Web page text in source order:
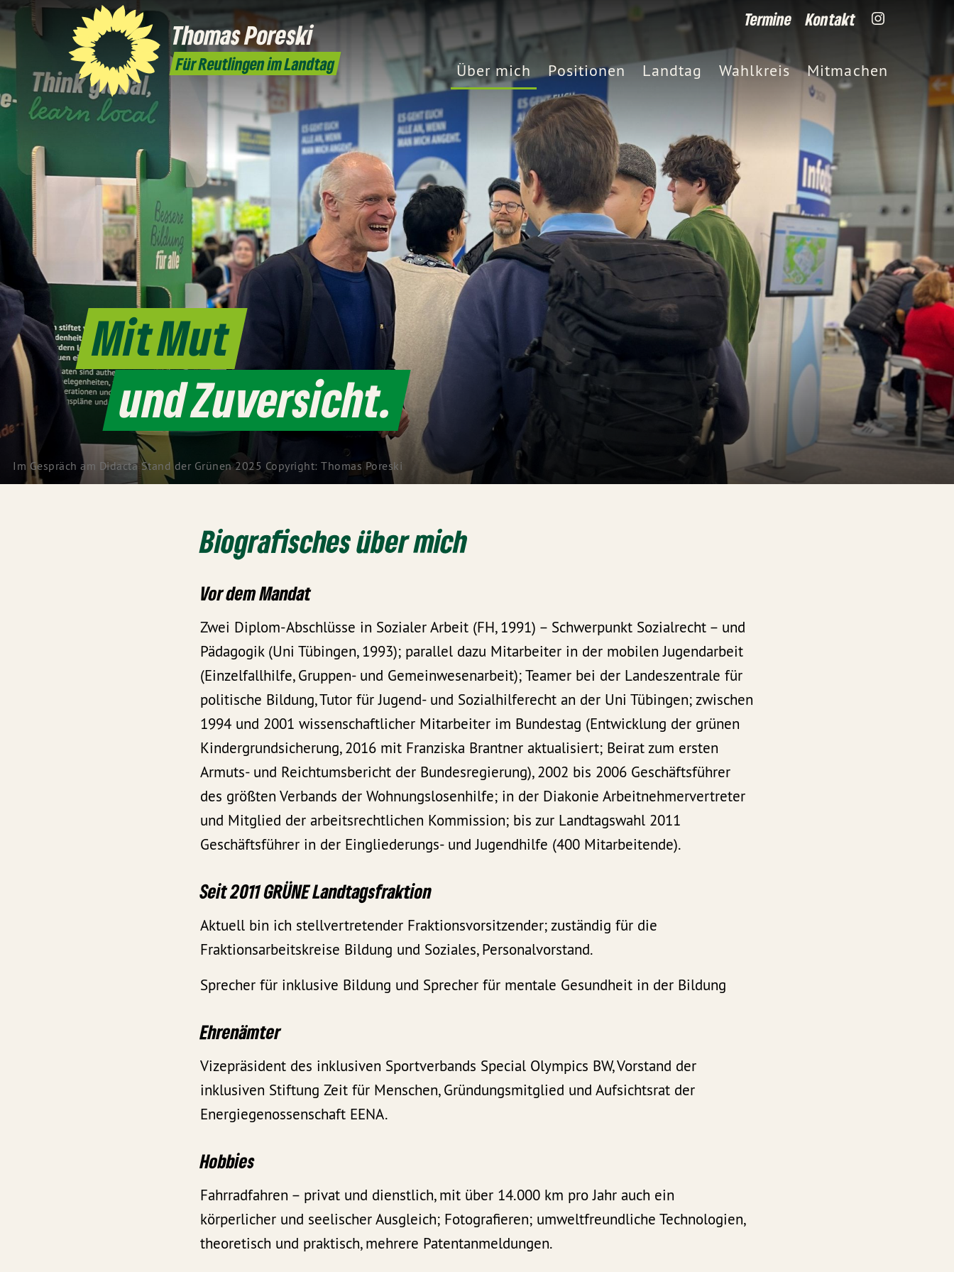
Thomas Poreski
Für Reutlingen im Landtag
Termine Kontakt
Über mich Positionen Landtag Wahlkreis Mitmachen
Im Gespräch am Didacta Stand der Grünen 2025 Copyright: Thomas Poreski
Mit Mut
und Zuversicht.
Biografisches über mich
Vor dem Mandat
Zwei Diplom-Abschlüsse in Sozialer Arbeit (FH, 1991) – Schwerpunkt Sozialrecht – und
Pädagogik (Uni Tübingen, 1993); parallel dazu Mitarbeiter in der mobilen Jugendarbeit
(Einzelfallhilfe, Gruppen- und Gemeinwesenarbeit); Teamer bei der Landeszentrale für
politische Bildung, Tutor für Jugend- und Sozialhilferecht an der Uni Tübingen; zwischen
1994 und 2001 wissenschaftlicher Mitarbeiter im Bundestag (Entwicklung der grünen
Kindergrundsicherung, 2016 mit Franziska Brantner aktualisiert; Beirat zum ersten
Armuts- und Reichtumsbericht der Bundesregierung), 2002 bis 2006 Geschäftsführer
des größten Verbands der Wohnungslosenhilfe; in der Diakonie Arbeitnehmervertreter
und Mitglied der arbeitsrechtlichen Kommission; bis zur Landtagswahl 2011
Geschäftsführer in der Eingliederungs- und Jugendhilfe (400 Mitarbeitende).
Seit 2011 GRÜNE Landtagsfraktion
Aktuell bin ich stellvertretender Fraktionsvorsitzender; zuständig für die
Fraktionsarbeitskreise Bildung und Soziales, Personalvorstand.
Sprecher für inklusive Bildung und Sprecher für mentale Gesundheit in der Bildung
Ehrenämter
Vizepräsident des inklusiven Sportverbands Special Olympics BW, Vorstand der
inklusiven Stiftung Zeit für Menschen, Gründungsmitglied und Aufsichtsrat der
Energiegenossenschaft EENA.
Hobbies
Fahrradfahren – privat und dienstlich, mit über 14.000 km pro Jahr auch ein
körperlicher und seelischer Ausgleich; Fotografieren; umweltfreundliche Technologien,
theoretisch und praktisch, mehrere Patentanmeldungen.